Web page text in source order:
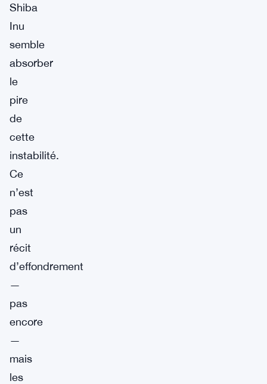
Shiba
Inu
semble
absorber
le
pire
de
cette
instabilité.
Ce
n’est
pas
un
récit
d’effondrement
—
pas
encore
—
mais
les